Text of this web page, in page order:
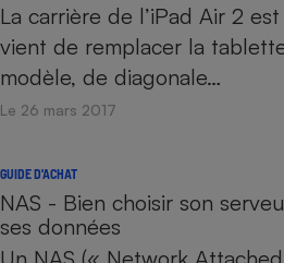
La carrière de l’iPad Air 2
vient de remplacer la
modèle, de diagonale…
Le 26 mars 2017
GUIDE D'ACHAT
NAS - Bien choisir son
ses données